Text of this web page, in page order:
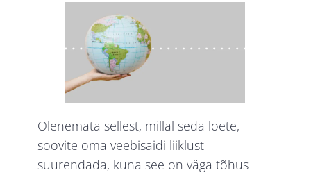
Olenemata sellest, millal seda loete,
soovite oma veebisaidi liiklust
suurendada, kuna see on väga tõhus